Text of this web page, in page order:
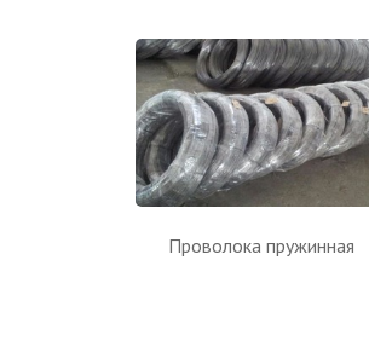
Проволока пружинная